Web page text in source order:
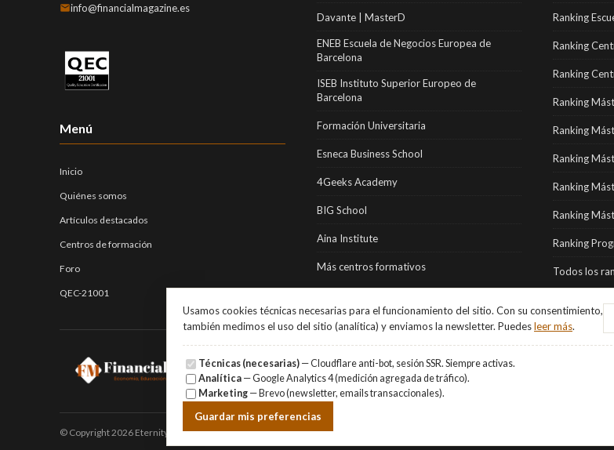
info@financialmagazine.es
Menú
Inicio
Quiénes somos
Artículos destacados
Centros de formación
Foro
QEC-21001
Davante | MasterD
ENEB Escuela de Negocios Europea de
Barcelona
ISEB Instituto Superior Europeo de
Barcelona
Formación Universitaria
Esneca Business School
4Geeks Academy
BIG School
Aina Institute
Más centros formativos
Ranking
Ranking
Ranking
Ranking
Ranking
Ranking
Ranking
Ranking
Ranking
Todos los
© Copyright 2026 Eternity Investments SL · Todos los derechos reservados.
Usamos cookies técnicas necesarias para el funcionamiento del sitio. Con su consentimiento,
también medimos el uso del sitio (analítica) y enviamos la newsletter. Puedesleer más.
Técnicas (necesarias) — Cloudflare anti-bot, sesión SSR. Siempre activas.
Analítica — Google Analytics 4 (medición agregada de tráfico).
Marketing — Brevo (newsletter, emails transaccionales).
Guardar mis preferencias